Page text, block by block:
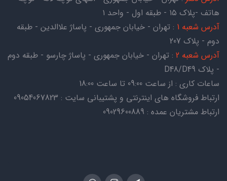
هاتف -پلاک ۱۵ - طبقه اول - واحد ۱
آدرس شعبه 1
: تهران - خیابان جمهوری - پاساژ علاالدین - طبقه
دوم - پلاک 207
آدرس شعبه 2
: تهران - خیابان جمهوری - پاساژ چارسو - طبقه دوم
- پلاک D48/D49
ساعات کاری : از ساعت 09:00 تا ساعت 18:00
ارتباط فروشگاه های اینترنتی و پشتیبانی سایت : 09054067823
ارتباط مشتریان عمده : 09029600889